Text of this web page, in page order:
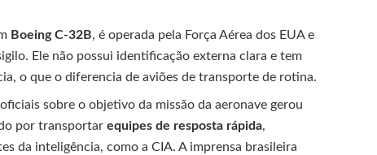
Boeing C-32B, é operada pela Força Aérea dos EUA e
Ele não possui identificação externa clara e tem
o que o diferencia de aviões de transporte de rotina.
sobre o objetivo da missão da aeronave gerou
por transportarequipes de resposta rápida,
da inteligência, como a CIA. A imprensa brasileira